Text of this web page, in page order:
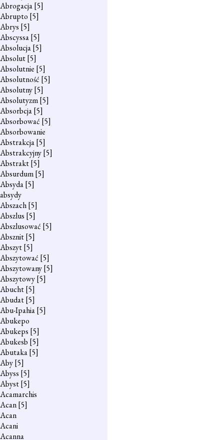
Abrogacja[5]
Abrupto [5]
Abrys [5]
Abscyssa[5]
Absolucja[5]
Absolut[5]
Absolutnie [5]
Absolutność [5]
Absolutny[5]
Absolutyzm[5]
Absorbcja[5]
Absorbować [5]
Absorbowanie
Abstrakcja[5]
Abstrakcyjny[5]
Abstrakt[5]
Absurdum[5]
Absyda[5]
absydy
Abszach[5]
Abszlus [5]
Abszlusować [5]
Absznit[5]
Abszyt[5]
Abszytować [5]
Abszytowany[5]
Abszytowy[5]
Abucht[5]
Abudat[5]
Abu-Ipahia[5]
Abukepo
Abukeps [5]
Abukesb [5]
Abutaka[5]
Aby[5]
Abyss [5]
Abyst[5]
Acamarchis
Acan[5]
Acan
Acani
Acanna